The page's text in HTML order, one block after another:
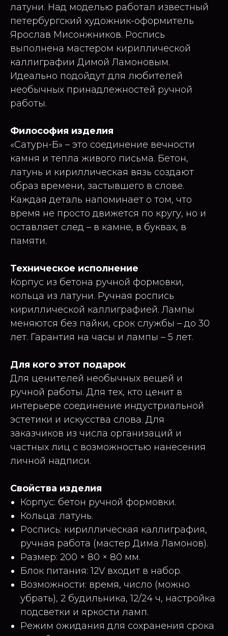
латуни. Над моделью работал известный
петербургский художник-оформитель
Ярослав Мисонжников. Роспись
выполнена мастером кириллической
каллиграфии Димой Ламоновым.
Идеально подойдут для любителей
необычных принадлежностей ручной
работы.
Философия изделия
«Сатурн-Б» – это соединение вечности
камня и тепла живого письма. Бетон,
латунь и кириллическая вязь создают
образ времени, застывшего в слове.
Каждая деталь напоминает о том, что
время не просто движется по кругу, но и
оставляет след – в камне, в буквах, в
памяти.
Техническое исполнение
Корпус из бетона ручной формовки,
кольца из латуни. Ручная роспись
кириллической каллиграфией. Лампы
меняются без пайки, срок службы – до 30
лет. Гарантия на часы и лампы – 5 лет.
Для кого этот подарок
Для ценителей необычных вещей и
ручной работы. Для тех, кто ценит в
интерьере соединение индустриальной
эстетики и искусства слова. Для
заказчиков из числа организаций и
частных лиц с возможностью нанесения
личной надписи.
Свойства изделия
Корпус: бетон ручной формовки.
Кольца: латунь.
Роспись: кириллическая каллиграфия,
ручная работа (мастер Дима Ламонов).
Размер: 200 × 80 × 80 мм.
Блок питания: 12V входит в набор.
Возможности: время, число (можно
убрать), 2 будильника, 12/24 ч, настройка
подсветки и яркости ламп.
Режим ожидания для сохранения срока